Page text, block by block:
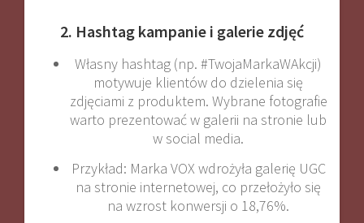
2. Hashtag kampanie i galerie zdjęć
Własny hashtag (np. #TwojaMarkaWAkcji)
motywuje klientów do dzielenia się
zdjęciami z produktem. Wybrane fotografie
warto prezentować w galerii na stronie lub
w social media.
Przykład: Marka VOX wdrożyła galerię UGC
na stronie internetowej, co przełożyło się
na wzrost konwersji o 18,76%.